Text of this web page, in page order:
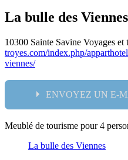
La bulle des Viennes
10300 Sainte Savine Voyages et
troyes.com/index.php/
viennes/
ENVOYEZ UN E-
Nom:
email:
Meublé de tourisme pour 4
La bulle des Viennes